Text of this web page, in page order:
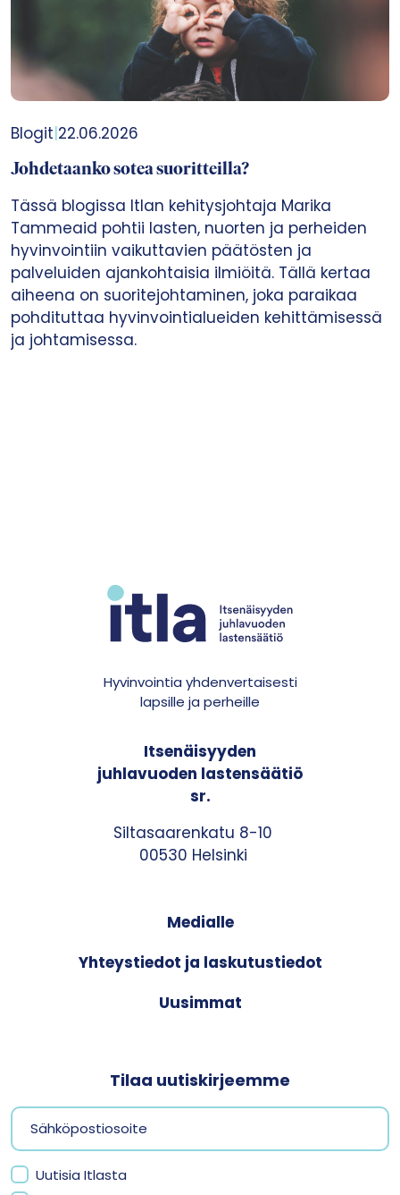
Blogit 22.06.2026
Johdetaanko sotea suoritteilla?
Tässä blogissa Itlan kehitysjohtaja Marika
Tammeaid pohtii lasten, nuorten ja perheiden
hyvinvointiin vaikuttavien päätösten ja
palveluiden ajankohtaisia ilmiöitä. Tällä kertaa
aiheena on suoritejohtaminen, joka paraikaa
pohdituttaa hyvinvointialueiden kehittämisessä
ja johtamisessa.
Hyvinvointia yhdenvertaisesti
lapsille ja perheille
Itsenäisyyden
juhlavuoden lastensäätiö
sr.
Siltasaarenkatu 8-10
00530 Helsinki
Medialle
Yhteystiedot ja laskutustiedot
Uusimmat
Tilaa uutiskirjeemme
Uutisia Itlasta